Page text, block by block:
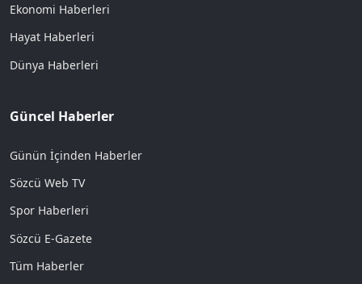
Ekonomi Haberleri
Hayat Haberleri
Dünya Haberleri
Güncel Haberler
Günün İçinden Haberler
Sözcü Web TV
Spor Haberleri
Sözcü E-Gazete
Tüm Haberler